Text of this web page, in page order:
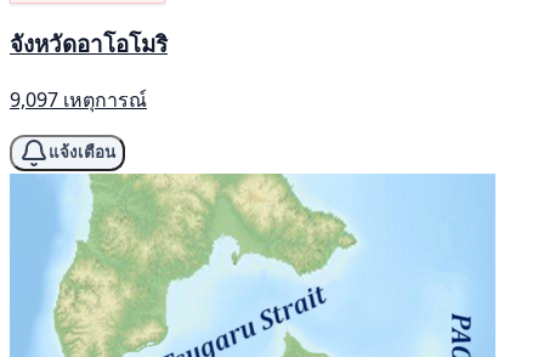
จังหวัดอาโอโมริ
9,097 เหตุการณ์
แจ้งเตือน